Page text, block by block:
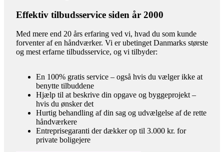
Effektiv tilbudsservice siden år 2000
Med mere end 20 års erfaring ved vi, hvad du som kunde
forventer af en håndværker. Vi er ubetinget Danmarks største
og mest erfarne tilbudsservice, og vi tilbyder:
En 100% gratis service – også hvis du vælger ikke at
benytte tilbuddene
Hjælp til at beskrive din opgave og byggeprojekt –
hvis du ønsker det
Hurtig behandling af din sag og udvælgelse af de rette
håndværkere
Entreprisegaranti der dækker op til 3.000 kr. for
private boligejere